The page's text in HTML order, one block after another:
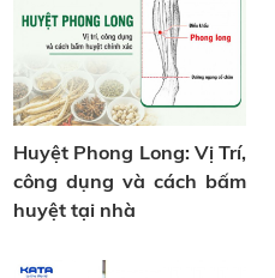
Huyệt Phong Long: Vị Trí,
công dụng và cách bấm
huyệt tại nhà